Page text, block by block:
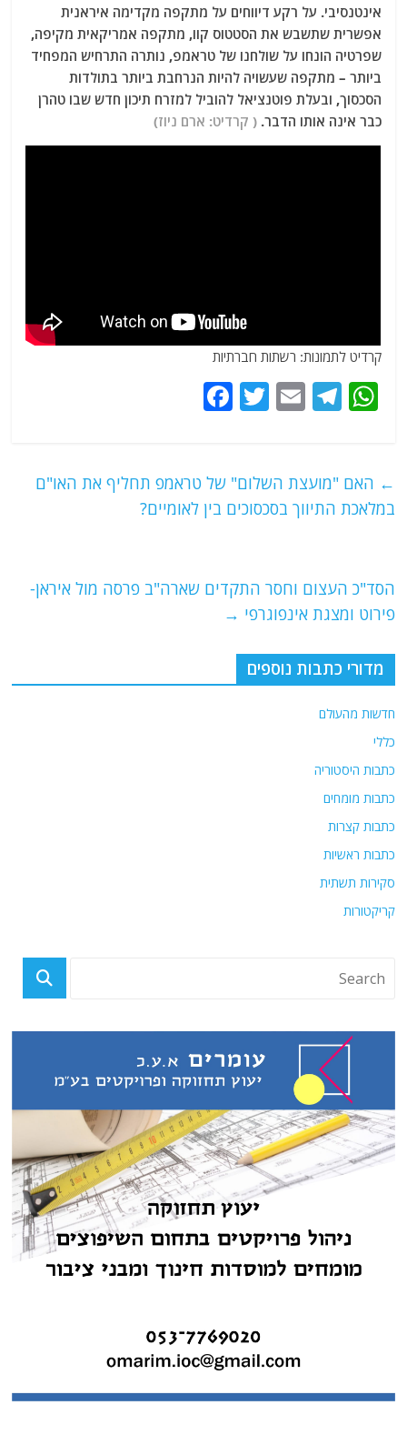
אינטנסיבי. על רקע דיווחים על מתקפה מקדימה איראנית
אפשרית שתשבש את הסטטוס קוו, מתקפה אמריקאית מקיפה,
שפרטיה הונחו על שולחנו של טראמפ, נותרה התרחיש המפחיד
ביותר – מתקפה שעשויה להיות הנרחבת ביותר בתולדות
הסכסוך, ובעלת פוטנציאל להוביל למזרח תיכון חדש שבו טהרן
כבר אינה אותו הדבר.( קרדיט: ארם ניוז)
קרדיט לתמונות: רשתות חברתיות
W
s
A
T
g
ra
E
l
T
er
e
b
k
← האם "מועצת השלום" של טראמפ תחליף את האו"ם
במלאכת התיווך בסכסוכים בין לאומיים?
הסד"כ העצום וחסר התקדים שארה"ב פרסה מול איראן-
פירוט ומצגת אינפוגרפי →
מדורי כתבות נוספים
חדשות מהעולם
כללי
כתבות היסטוריה
כתבות מומחים
כתבות קצרות
כתבות ראשיות
סקירות תשתית
קריקטורות